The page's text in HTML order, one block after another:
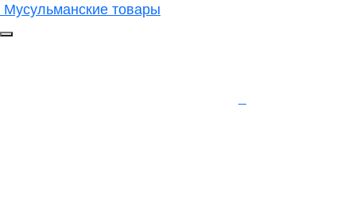
Мусульманские товары